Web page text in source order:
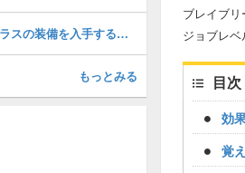
ブレイブ
ジョブレベ
目次
効
覚
序盤から最強クラスの装備を入手する方法
もっとみる